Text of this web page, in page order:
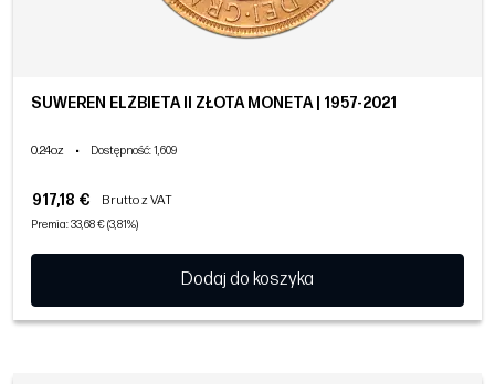
SUWEREN ELŻBIETA II ZŁOTA MONETA | 1957-2021
0.24oz • Dostępność: 1,609
917,18 € Brutto z VAT
Premia: 33,68 € (3,81%)
Dodaj do koszyka